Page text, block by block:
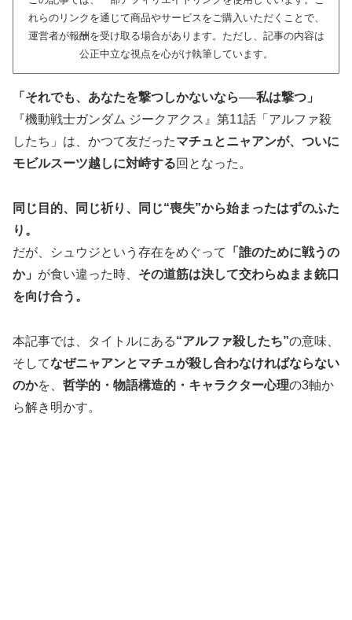
れらのリンクを通じて商品やサービスをご購入いただくことで、
運営者が報酬を受け取る場合があります。ただし、記事の内容は
公正中立な視点を心がけ執筆しています。
「それでも、あなたを撃つしかないなら──私は撃つ」
『機動戦士ガンダム ジークアクス』第11話「アルファ殺
したち」は、かつて友だったマチュとニャアンが、ついに
モビルスーツ越しに対峙する回となった。
同じ目的、同じ祈り、同じ“喪失”から始まったはずのふた
り。
だが、シュウジという存在をめぐって
「誰のために戦うの
か」 が食い違った時、 その道筋は決して交わらぬまま銃口
を向け合う。
本記事では、タイトルにある“アルファ殺したち”の意味、
そしてなぜニャアンとマチュが殺し合わなければならない
のかを、 哲学的・物語構造的・キャラクター心理の3軸か
ら解き明かす。